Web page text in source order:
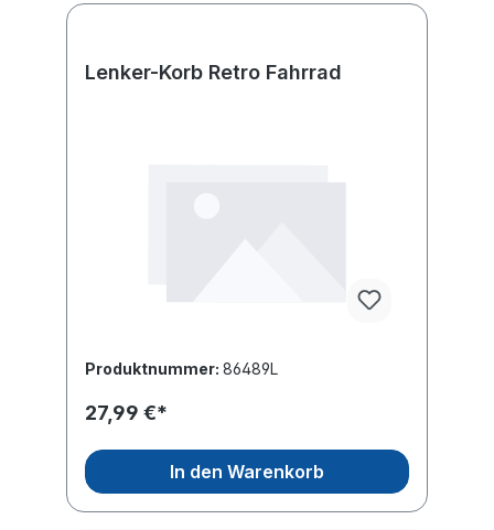
Lenker-Korb Retro Fahrrad
Produktnummer: 86489L
27,99 €*
In den Warenkorb